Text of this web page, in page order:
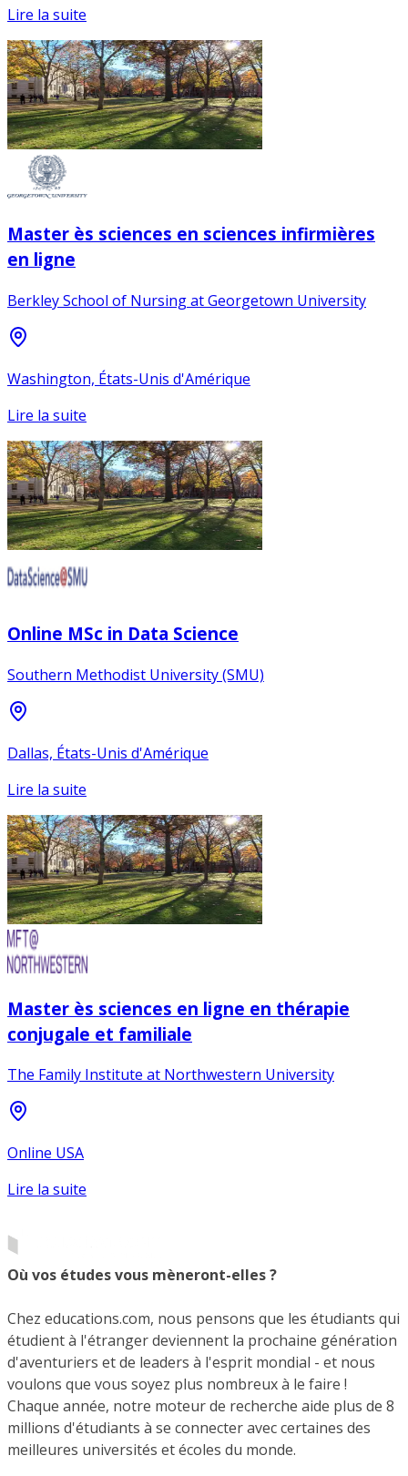
Lire la suite
Master ès sciences en sciences infirmières
en ligne
Berkley School of Nursing at Georgetown University
Washington, États-Unis d'Amérique
Lire la suite
Online MSc in Data Science
Southern Methodist University (SMU)
Dallas, États-Unis d'Amérique
Lire la suite
Master ès sciences en ligne en thérapie
conjugale et familiale
The Family Institute at Northwestern University
Online USA
Lire la suite
Où vos études vous mèneront-elles ?
Chez educations.com, nous pensons que les étudiants qui
étudient à l'étranger deviennent la prochaine génération
d'aventuriers et de leaders à l'esprit mondial - et nous
voulons que vous soyez plus nombreux à le faire !
Chaque année, notre moteur de recherche aide plus de 8
millions d'étudiants à se connecter avec certaines des
meilleures universités et écoles du monde.